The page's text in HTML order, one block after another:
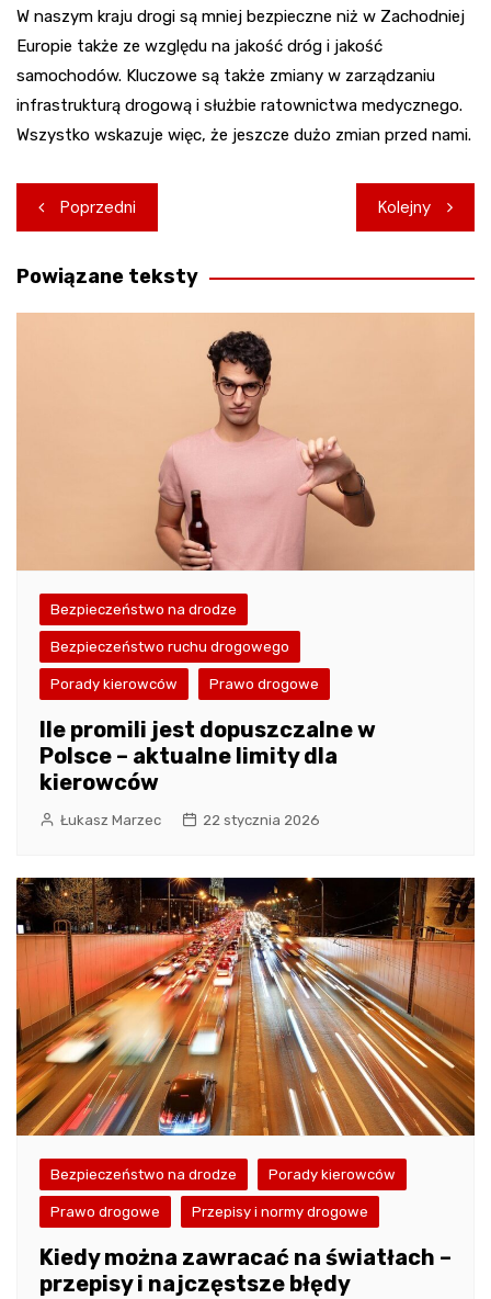
W naszym kraju drogi są mniej bezpieczne niż w Zachodniej
Europie także ze względu na jakość dróg i jakość
samochodów. Kluczowe są także zmiany w zarządzaniu
infrastrukturą drogową i służbie ratownictwa medycznego.
Wszystko wskazuje więc, że jeszcze dużo zmian przed nami.
Nawigacja
wpisu
Poprzedni Kolejny
Powiązane teksty
Bezpieczeństwo na drodze
Bezpieczeństwo ruchu drogowego
Porady kierowców Prawo drogowe
Ile promili jest dopuszczalne w
Polsce – aktualne limity dla
kierowców
Łukasz Marzec 22 stycznia 2026
Bezpieczeństwo na drodze Porady kierowców
Prawo drogowe Przepisy i normy drogowe
Kiedy można zawracać na światłach –
przepisy i najczęstsze błędy